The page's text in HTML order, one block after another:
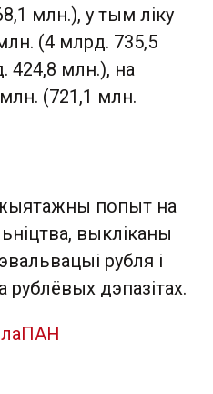
млн.), у тым ліку
(4 млрд. 735,5
424,8 млн.), на
(721,1 млн.
попыт на
выкліканы
рубля і
рублёвых дэпазітах.